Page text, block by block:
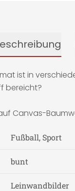
ist in
bereicht?
Canvas-
Fußball, Sport
bunt
Leinwandbilder